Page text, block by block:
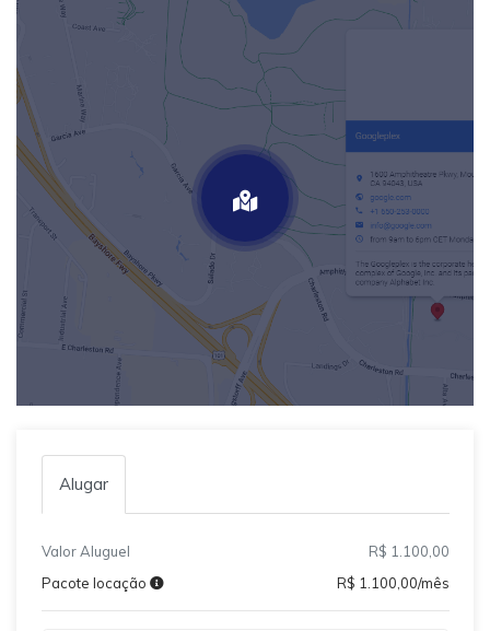
Alugar
Valor Aluguel
R$ 1.100,00
Pacote locação
R$ 1.100,00/mês